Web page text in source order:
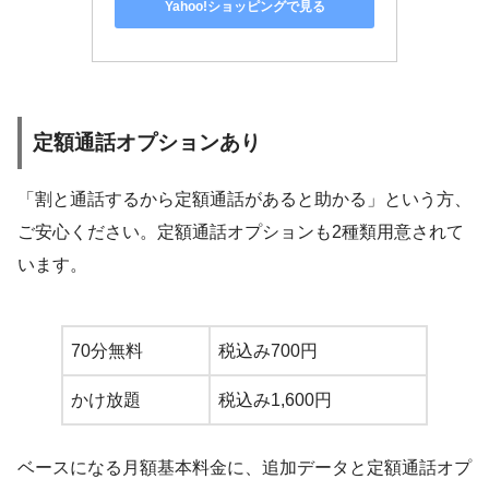
Yahoo!ショッピングで見る
定額通話オプションあり
「割と通話するから定額通話があると助かる」という方、
ご安心ください。定額通話オプションも2種類用意されて
います。
70分無料 税込み700円
かけ放題 税込み1,600円
ベースになる月額基本料金に、追加データと定額通話オプ